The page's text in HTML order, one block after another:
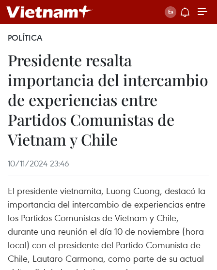
POLÍTICA
Presidente resalta
importancia del intercambio
de experiencias entre
Partidos Comunistas de
Vietnam y Chile
10/11/2024 23:46
El presidente vietnamita, Luong Cuong, destacó la
importancia del intercambio de experiencias entre
los Partidos Comunistas de Vietnam y Chile,
durante una reunión el día 10 de noviembre (hora
local) con el presidente del Partido Comunista de
Chile, Lautaro Carmona, como parte de su actual